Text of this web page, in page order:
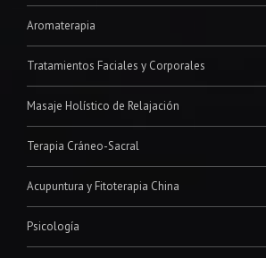
Aromaterapia
Tratamientos Faciales y Corporales
Masaje Holístico de Relajación
Terapia Cráneo-Sacral
Acupuntura y Fitoterapia China
Psicología